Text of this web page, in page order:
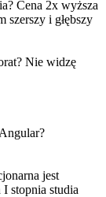
Cena 2x wyższa
szerszy i głębszy
Nie widzę
jest
stopnia studia